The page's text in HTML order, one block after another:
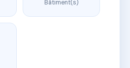
Bâtiment(s)